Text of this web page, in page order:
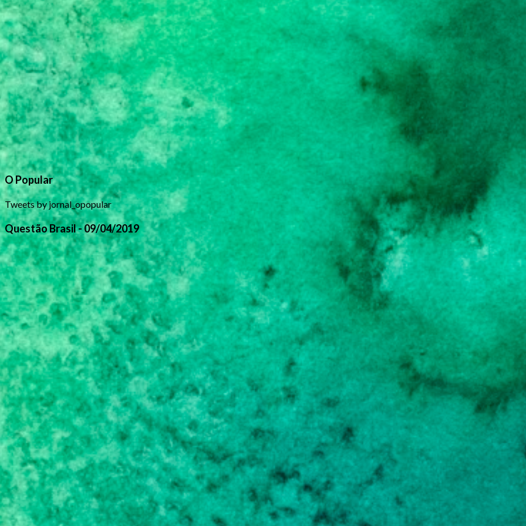
O Popular
Tweets by jornal_opopular
Questão Brasil - 09/04/2019